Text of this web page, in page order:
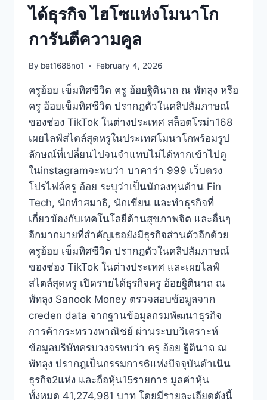
ได้ธุรกิจ ไฮโซแห่งโมนาโก
การันตีความคูล
By bet1688no1 February 4, 2026
ครูอ้อย เข็มทิศชีวิต ครู อ้อยฐิตินาถ ณ พัทลุง หรือ
ครู อ้อยเข็มทิศชีวิต ปรากฎตัวในคลิปสัมภาษณ์
ของช่อง TikTok ในต่างประเทศ สล็อตโรม่า168
เผยไลฟ์สไตล์สุดหรูในประเทศโมนาโกพร้อมรูป
ลักษณ์ที่เปลี่ยนไปจนจำแทบไม่ได้หากเข้าไปดู
ในinstagramจะพบว่า บาคาร่า 999 เว็บตรง
โปรไฟล์ครู อ้อย ระบุว่าเป็นนักลงทุนด้าน Fin
Tech, นักทำสมาธิ, นักเขียน และทำธุรกิจที่
เกี่ยวข้องกับเทคโนโลยีด้านสุขภาพจิต และอื่นๆ
อีกมากมายที่สำคัญเธอยังมีธุรกิจส่วนตัวอีกด้วย
ครูอ้อย เข็มทิศชีวิต ปรากฎตัวในคลิปสัมภาษณ์
ของช่อง TikTok ในต่างประเทศ และเผยไลฟ์
สไตล์สุดหรู เปิดรายได้ธุรกิจครู อ้อยฐิตินาถ ณ
พัทลุง Sanook Money ตรวจสอบข้อมูลจาก
creden data จากฐานข้อมูลกรมพัฒนาธุรกิจ
การค้ากระทรวงพาณิชย์ ผ่านระบบวิเคราะห์
ข้อมูลบริษัทครบวงจรพบว่า ครู อ้อย ฐิตินาถ ณ
พัทลุง ปรากฎเป็นกรรมการ6แห่งปัจจุบันดำเนิน
ธุรกิจ2แห่ง และถือหุ้น15รายการ มูลค่าหุ้น
ทั้งหมด 41,274,981 บาท โดยมีรายละเอียดดังนี้